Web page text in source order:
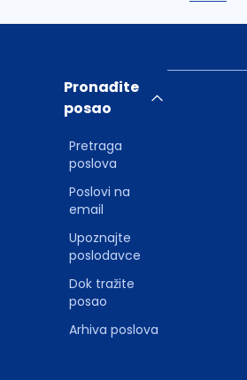
Pronađite
posao
Pretraga
poslova
Poslovi na
email
Upoznajte
poslodavce
Dok tražite
posao
Arhiva poslova